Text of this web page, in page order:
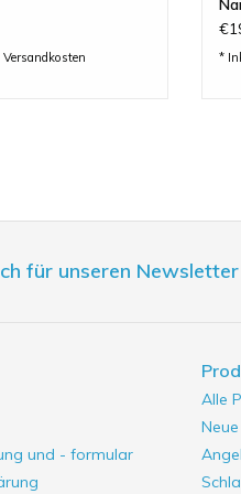
Versandkosten *
für unseren
und - formular
Alle